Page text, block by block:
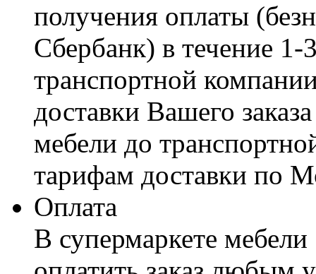
получения оплаты
Сбербанк) в течение
транспортной
доставки Вашего
мебели до
тарифам доставки по
Оплата
В супермаркете